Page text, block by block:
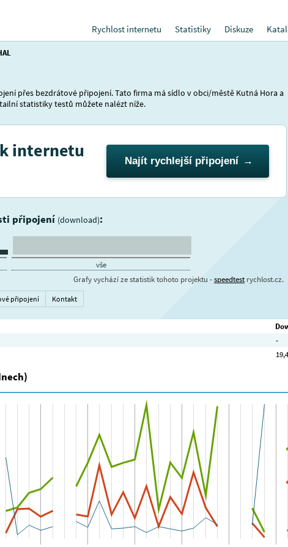
Rychlost internetu
Statistiky Diskuze
přes bezdrátové připojení. Tato firma má sídlo v obci/městě Kutná Hora a
statistiky testů můžete nalézt níže.
internetu
Najít rychlejší připojení
připojení (download):
vše
Grafy vychází ze statistik tohoto projektu -speedtestrychlost.cz.
připojení Kontakt
-
19,4